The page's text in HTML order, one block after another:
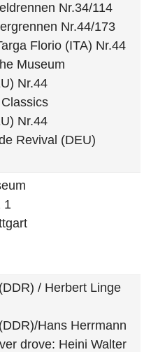
Nr.34/114
Nr.44/173
Florio (ITA) Nr.44
Museum
Nr.44
Nr.44
Revival (DEU)
1
/ Herbert Linge
Hans Herrmann
drove: Heini Walter